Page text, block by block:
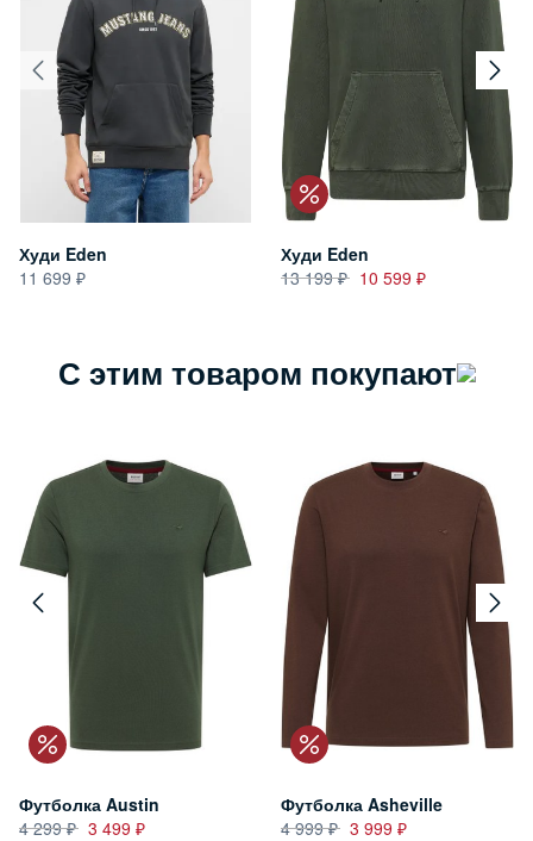
Худи Eden
11 699
Худи Eden
13 199
10 599
С этим товаром покупают
Футболка Austin
4 299
3 499
Футболка Asheville
4 999
3 999